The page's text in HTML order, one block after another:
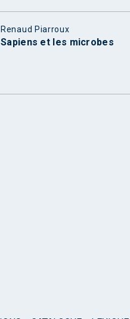
Renaud Piarroux
Sapiens et les microbes